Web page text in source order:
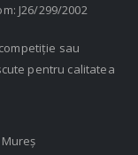
J26/299/2002
sau
pentru calitatea